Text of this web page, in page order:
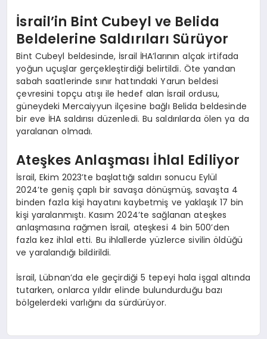
İsrail’in Bint Cubeyl ve Belida
Beldelerine Saldırıları Sürüyor
Bint Cubeyl beldesinde, İsrail İHA’larının alçak irtifada
yoğun uçuşlar gerçekleştirdiği belirtildi. Öte yandan
sabah saatlerinde sınır hattındaki Yarun beldesi
çevresini topçu atışı ile hedef alan İsrail ordusu,
güneydeki Mercaiyyun ilçesine bağlı Belida beldesinde
bir eve İHA saldırısı düzenledi. Bu saldırılarda ölen ya da
yaralanan olmadı.
Ateşkes Anlaşması İhlal Ediliyor
İsrail, Ekim 2023’te başlattığı saldırı sonucu Eylül
2024’te geniş çaplı bir savaşa dönüşmüş, savaşta 4
binden fazla kişi hayatını kaybetmiş ve yaklaşık 17 bin
kişi yaralanmıştı. Kasım 2024’te sağlanan ateşkes
anlaşmasına rağmen İsrail, ateşkesi 4 bin 500’den
fazla kez ihlal etti. Bu ihlallerde yüzlerce sivilin öldüğü
ve yaralandığı bildirildi.
İsrail, Lübnan’da ele geçirdiği 5 tepeyi hala işgal altında
tutarken, onlarca yıldır elinde bulundurduğu bazı
bölgelerdeki varlığını da sürdürüyor.